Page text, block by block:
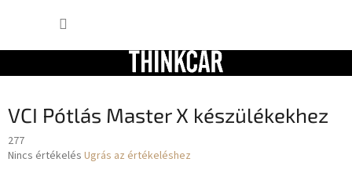
tartalomhoz
VCI Pótlás Master X készülékekhez
277
A
Nincs értékelés Ugrás az értékeléshez